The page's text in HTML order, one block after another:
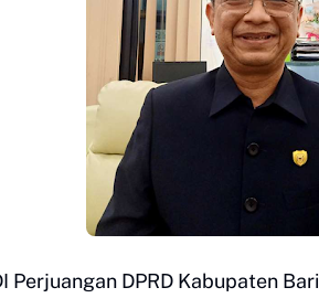
Perjuangan DPRD Kabupaten